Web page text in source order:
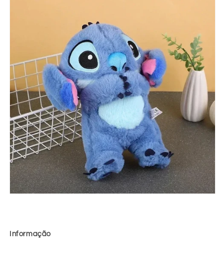
Informação